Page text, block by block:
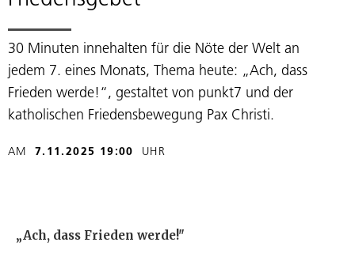
30 Minuten innehalten für die Nöte der Welt an
jedem 7. eines Monats, Thema heute: „Ach, dass
Frieden werde!“, gestaltet von punkt7 und der
katholischen Friedensbewegung Pax Christi.
AM 7.11.2025 19:00 UHR
„Ach, dass Frieden werde!"